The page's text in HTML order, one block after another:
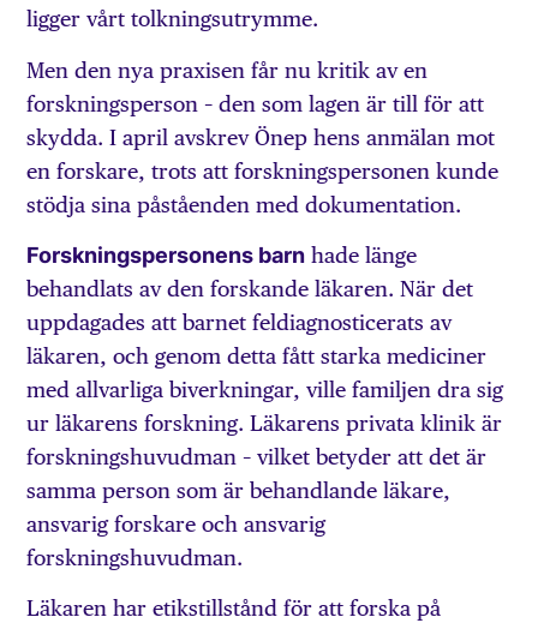
ligger vårt tolkningsutrymme.
Men den nya praxisen får nu kritik av en
forskningsperson – den som lagen är till för att
skydda. I april avskrev Önep hens anmälan mot
en forskare, trots att forskningspersonen kunde
stödja sina påståenden med dokumentation.
Forskningspersonens barn hade länge
behandlats av den forskande läkaren. När det
uppdagades att barnet feldiagnosticerats av
läkaren, och genom detta fått starka mediciner
med allvarliga biverkningar, ville familjen dra sig
ur läkarens forskning. Läkarens privata klinik är
forskningshuvudman – vilket betyder att det är
samma person som är behandlande läkare,
ansvarig forskare och ansvarig
forskningshuvudman.
Läkaren har etikstillstånd för att forska på